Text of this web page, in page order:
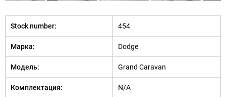
Stock number: 454
Марка: Dodge
Модель: Grand Caravan
Комплектация: N/A